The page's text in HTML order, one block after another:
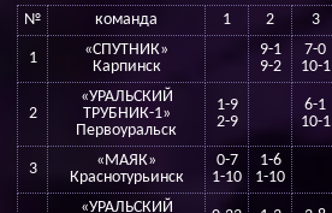
№ команда 1 2 3
1
«СПУТНИК»
Карпинск
9-1
9-2
7-0
10-1
2
«УРАЛЬСКИЙ
ТРУБНИК-1»
Первоуральск
1-9
2-9
6-1
10-1
3
«МАЯК»
Краснотурьинск
0-7
1-10
1-6
1-10
«УРАЛЬСКИЙ